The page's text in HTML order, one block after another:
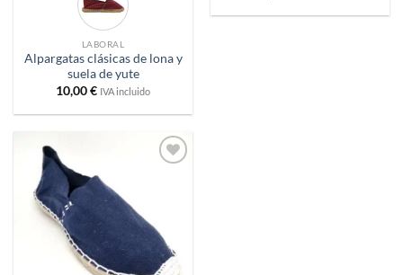
LABORAL
Alpargatas clásicas de lona y
suela de yute
10,00€ IVA incluido